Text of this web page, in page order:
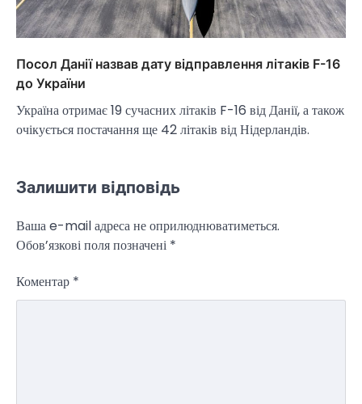
Посол Данії назвав дату відправлення літаків F-16
до України
Україна отримає 19 сучасних літаків F-16 від Данії, а також
очікується постачання ще 42 літаків від Нідерландів.
Залишити відповідь
Ваша e-mail адреса не оприлюднюватиметься.
Обов’язкові поля позначені *
Коментар *
Зеленський заявив про готовність
Taisiya Kovalchuk 4 Березня, 2026